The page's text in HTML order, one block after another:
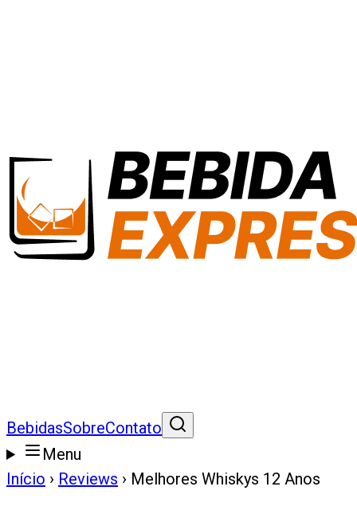
BebidasSobreContato
Menu
Início › Reviews › Melhores Whiskys 12 Anos